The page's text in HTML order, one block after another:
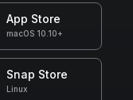
App Store
macOS 10.10+
Snap Store
Linux